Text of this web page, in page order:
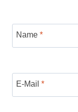
Name *
E-Mail *